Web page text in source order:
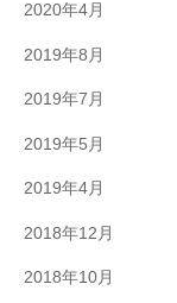
2020年4月
2019年8月
2019年7月
2019年5月
2019年4月
2018年12月
2018年10月